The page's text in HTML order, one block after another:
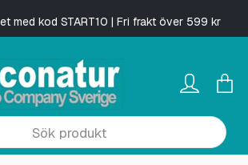
med kod START10 | Fri frakt över 599 kr